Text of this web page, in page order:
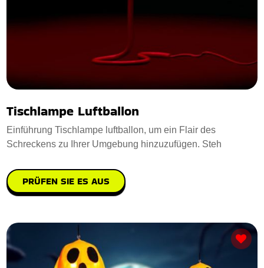
Tischlampe Luftballon
Einführung Tischlampe luftballon, um ein Flair des
Schreckens zu Ihrer Umgebung hinzuzufügen. Steh
PRÜFEN SIE ES AUS